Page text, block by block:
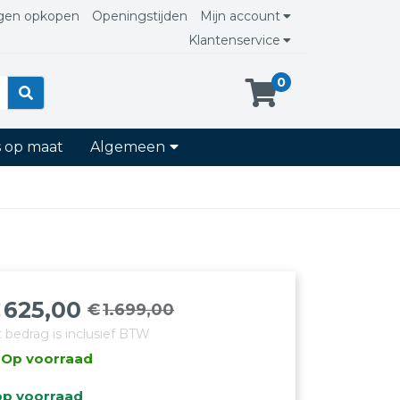
opkopen Openingstijden
Mijn account
Klantenservice
0
op maat Algemeen
€1.699,00
625,00
bedrag is inclusief BTW
Op voorraad
voorraad